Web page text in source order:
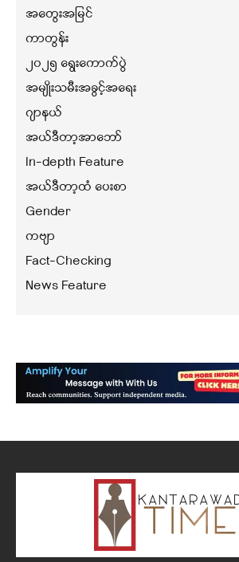
အတွေးအမြင်
ကာတွန်း
၂၀၂၅ ရွေးကောက်ပွဲ
အမျိုးသမီးအခွင့်အရေး
ဂျာနယ်
အယ်ဒီတာ့အာဘော်
In-depth Feature
အယ်ဒီတာ့ထံ ပေးစာ
Gender
ကဗျာ
Fact-Checking
News Feature